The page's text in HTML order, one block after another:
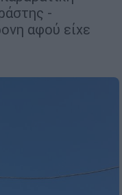
-
αφού είχε